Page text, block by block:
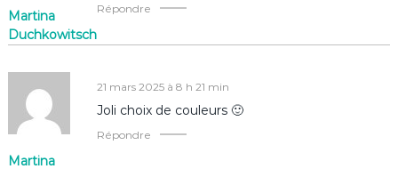
l
’
a
r
Martina
Duchkowitsch
Répondre
Martina
21 mars 2025 à 8 h 21 min
Joli choix de couleurs 🙂
Répondre